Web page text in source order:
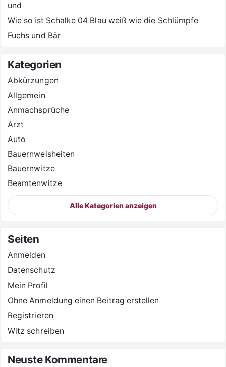
und
Wie so ist Schalke 04 Blau weiß wie die Schlümpfe
Fuchs und Bär
Kategorien
Abkürzungen
Allgemein
Anmachsprüche
Arzt
Auto
Bauernweisheiten
Bauernwitze
Beamtenwitze
Alle Kategorien anzeigen
Seiten
Anmelden
Datenschutz
Mein Profil
Ohne Anmeldung einen Beitrag erstellen
Registrieren
Witz schreiben
Neuste Kommentare